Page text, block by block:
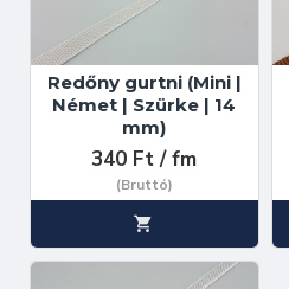
Redőny gurtni (Mini |
Német | Szürke | 14
mm)
340 Ft / fm
(Bruttó)